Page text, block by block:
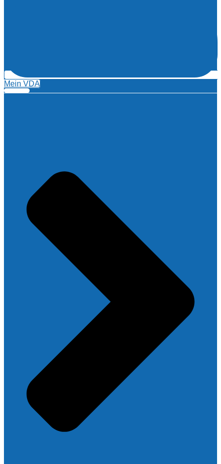
Mein VDA